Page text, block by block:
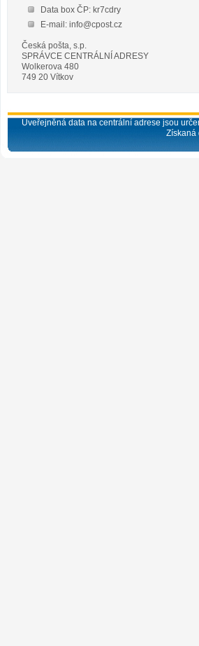
Data box ČP: kr7cdry
E-mail: info@cpost.cz
Česká pošta, s.p.
SPRÁVCE CENTRÁLNÍ ADRESY
Wolkerova 480
749 20 Vítkov
Uveřejněná data na centrální adrese jsou
Získaná